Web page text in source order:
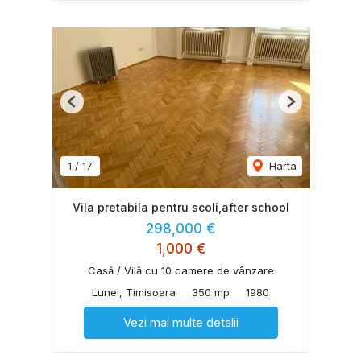
1 / 17 Harta
Previous Next
Vila pretabila pentru scoli,after school
298,000 €
1,000 €
Casă / Vilă cu 10 camere de vânzare
Lunei, Timisoara
350 mp 1980
Vezi mai multe detalii